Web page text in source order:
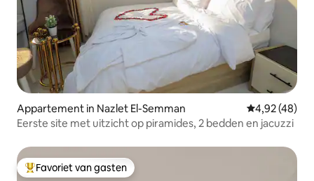
Appartement in Nazlet El-Semman Gemiddelde
4,92 (48)
Eerste site met uitzicht op piramides, 2 bedden en jacuzzi
Topfavoriet van gasten
Favoriet van gasten